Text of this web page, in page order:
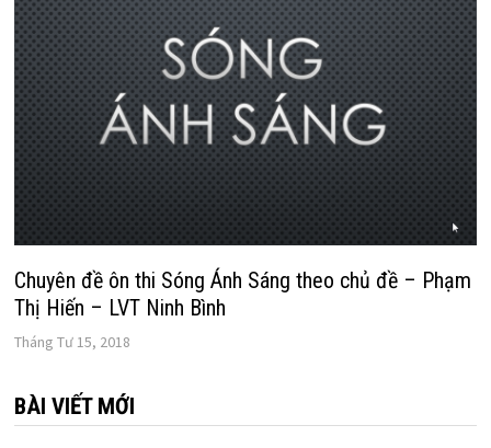
Chuyên đề ôn thi Sóng Ánh Sáng theo chủ đề – Phạm
Thị Hiến – LVT Ninh Bình
Tháng Tư 15, 2018
BÀI VIẾT MỚI